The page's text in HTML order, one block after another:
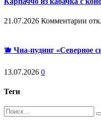
21.07.2026 Комментарии к
🫐 Чиа-пудинг «Северное
13.07.2026 0
Теги